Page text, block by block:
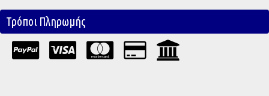
Τρόποι Πληρωμής